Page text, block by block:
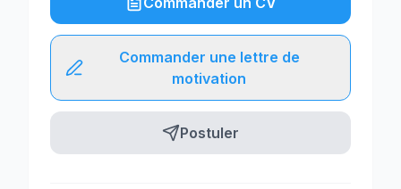
Commander une lettre de
motivation
Postuler